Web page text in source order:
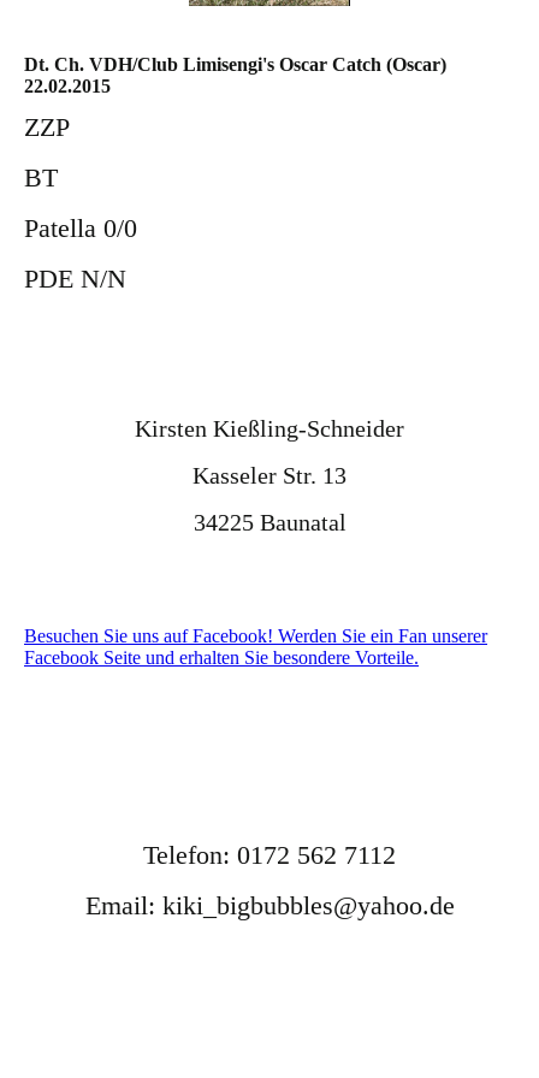
Dt. Ch. VDH/Club Limisengi's Oscar Catch (Oscar)
22.02.2015
ZZP
BT
Patella 0/0
PDE N/N
Kirsten Kießling-Schneider
Kasseler Str. 13
34225 Baunatal
Besuchen Sie uns auf Facebook! Werden Sie ein Fan unserer
Facebook Seite und erhalten Sie besondere Vorteile.
Telefon: 0172 562 7112
Email: kiki_bigbubbles@yahoo.de